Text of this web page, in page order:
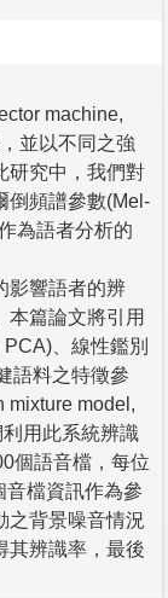
machine,
並以不同之強
研究中，我們對
倒頻譜參數(Mel-
為語者分析的
影響語者的辨
篇論文將引用
、線性鑑別
語料之特徵參
mixture model,
用此系統辨識
個語音檔，每位
音檔資訊作為參
之背景噪音情況
其辨識率，最後